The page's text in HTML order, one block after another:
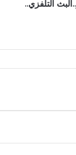
التلفزي..